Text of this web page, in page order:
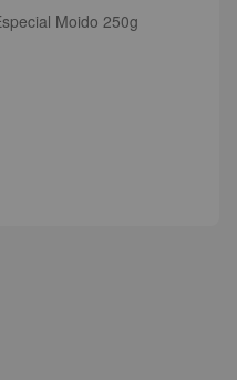
Moido 250g